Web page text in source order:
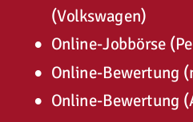
(Volkswagen)
• Online-Jobbörse
• Online-Bewertung
• Online-Bewertung